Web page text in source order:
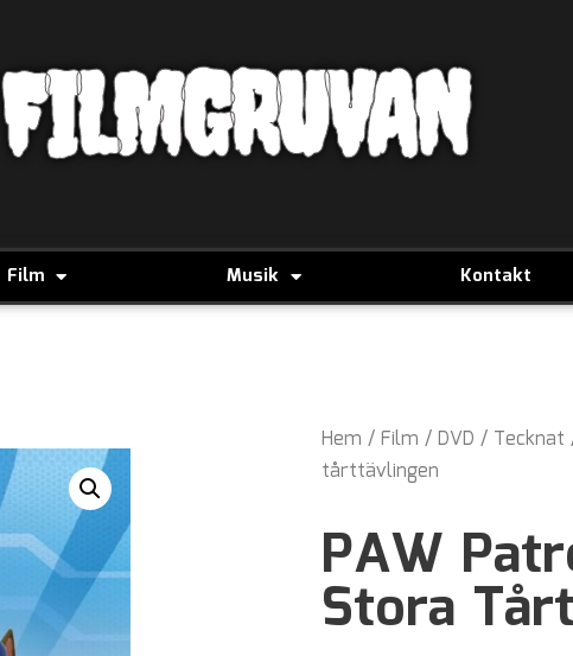
FILMGRUVAN
Film Musik Kontakt
Hem / Film / DVD / Tecknat
tårttävlingen
PAW
Stora